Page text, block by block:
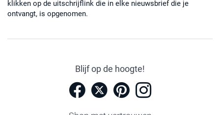
klikken op de uitschrijflink die in elke nieuwsbrief die je
ontvangt, is opgenomen.
Blijf op de hoogte!